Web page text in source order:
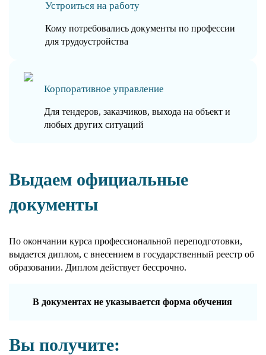
Устроиться на работу
Кому потребовались документы по профессии
для трудоустройства
Корпоративное управление
Для тендеров, заказчиков, выхода на объект и
любых других ситуаций
Выдаем официальные
документы
По окончании курса профессиональной переподготовки,
выдается диплом, с внесением в государственный реестр об
образовании. Диплом действует бессрочно.
В документах не указывается форма обучения
Вы получите: